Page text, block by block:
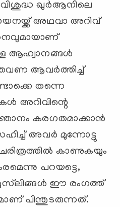
വിശുദ്ധ ഖുര്‍ആനിലെ
അഥവാ അറിവ്
ആഹ്വാനങ്ങള്‍
ആവര്‍ത്തിച്ച്
തന്നെ
അറിവിന്റെ
കരഗതമാക്കാന്‍
അവര്‍ മുന്നോട്ടു
കാണുകയും
പറയട്ടെ,
ഈ രംഗത്ത്
പിന്തുടരുന്നത്.